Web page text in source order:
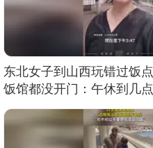
东北女子到山西玩错过饭
饭馆都没开门：午休到几点